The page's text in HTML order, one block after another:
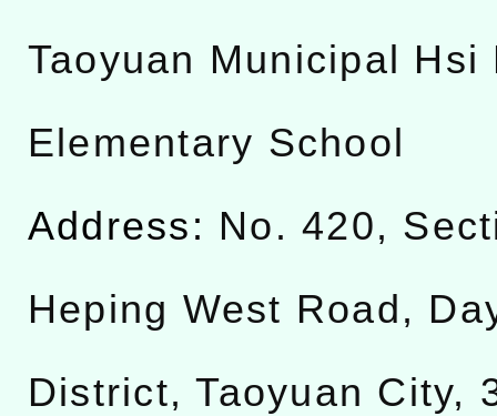
Taoyuan Municipal Hsi
Elementary School
Address: No. 420,
Heping West Road,
District, Taoyuan City,